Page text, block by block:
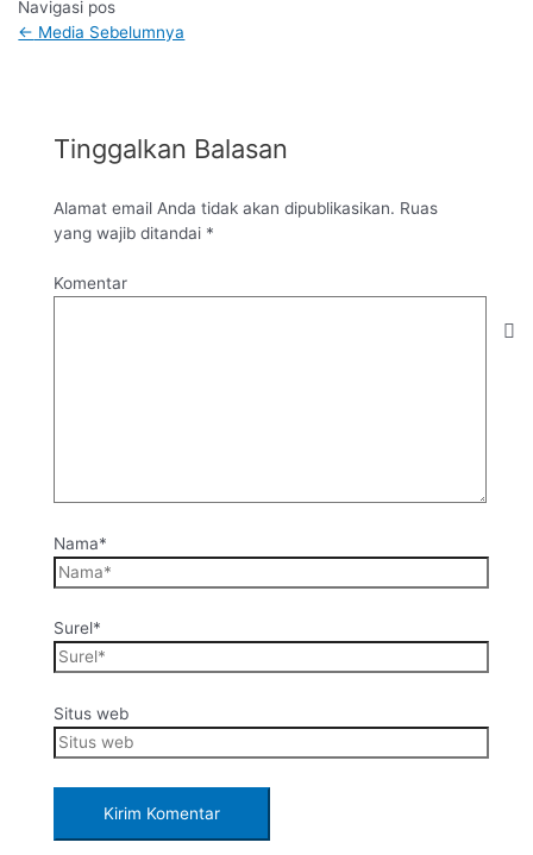
Navigasi pos
← Media Sebelumnya
Tinggalkan Balasan
Alamat email Anda tidak akan dipublikasikan. Ruas
yang wajib ditandai *
Komentar
Nama*
Surel*
Situs web